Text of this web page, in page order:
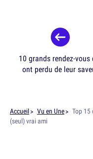
10 grands rendez-vous
ont perdu de leur
Accueil Vu en Une
Top 15
(seul) vrai ami